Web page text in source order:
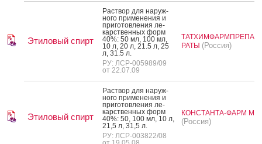
Этиловый спирт
Рас­твор для на­руж­
но­го при­мене­ния и
при­готов­ле­ния ле­
карс­твен­ных форм
40%: 50 мл, 100 мл,
10 л, 20 л, 21.5 л, 25
л, 31.5 л.
РУ: ЛСР-005989/09
от 22.07.09
ТАТХИМФАРМПРЕПА
РАТЫ (Россия)
Этиловый спирт
Рас­твор для на­руж­
но­го при­мене­ния и
при­готов­ле­ния ле­
карс­твен­ных форм
40%: 50, 100 мл, 10 л,
21,5 л, 31,5 л.
РУ: ЛСР-003822/08
КОНСТАНТА-ФАРМ М
(Россия)